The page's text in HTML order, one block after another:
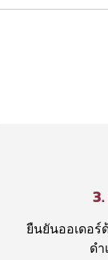
ยืนยันออเดอร์
ด